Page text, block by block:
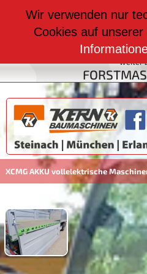
AKKU vollelektrische Maschinen
weiter
weiter
Wir verwenden nur
Cookies auf unserer